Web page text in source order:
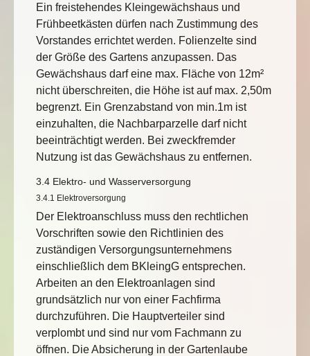
Ein freistehendes Kleingewächshaus und
Frühbeetkästen dürfen nach Zustimmung des
Vorstandes errichtet werden. Folienzelte sind
der Größe des Gartens anzupassen. Das
Gewächshaus darf eine max. Fläche von 12m²
nicht überschreiten, die Höhe ist auf max. 2,50m
begrenzt. Ein Grenzabstand von min.1m ist
einzuhalten, die Nachbarparzelle darf nicht
beeinträchtigt werden. Bei zweckfremder
Nutzung ist das Gewächshaus zu entfernen.
3.4 Elektro- und Wasserversorgung
3.4.1 Elektroversorgung
Der Elektroanschluss muss den rechtlichen
Vorschriften sowie den Richtlinien des
zuständigen Versorgungsunternehmens
einschließlich dem BKleingG entsprechen.
Arbeiten an den Elektroanlagen sind
grundsätzlich nur von einer Fachfirma
durchzuführen. Die Hauptverteiler sind
verplombt und sind nur vom Fachmann zu
öffnen. Die Absicherung in der Gartenlaube